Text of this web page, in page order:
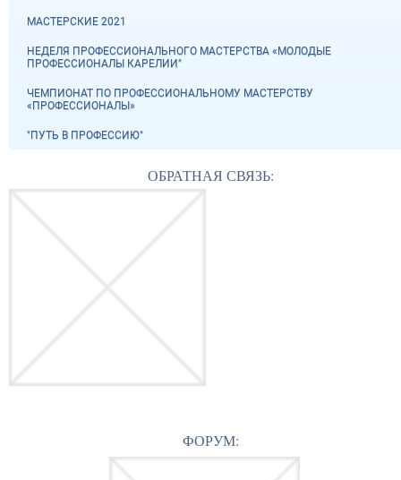
МАСТЕРСКИЕ 2021
НЕДЕЛЯ ПРОФЕССИОНАЛЬНОГО МАСТЕРСТВА «МОЛОДЫЕ
ПРОФЕССИОНАЛЫ КАРЕЛИИ"
ЧЕМПИОНАТ ПО ПРОФЕССИОНАЛЬНОМУ МАСТЕРСТВУ
«ПРОФЕССИОНАЛЫ»
"ПУТЬ В ПРОФЕССИЮ"
ОБРАТНАЯ СВЯЗЬ:
ФОРУМ: